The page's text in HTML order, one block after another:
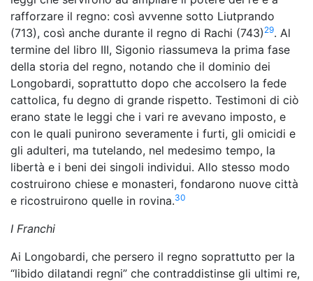
rafforzare il regno: così avvenne sotto Liutprando
(713), così anche durante il regno di Rachi (743) 29. Al
termine del libro III, Sigonio riassumeva la prima fase
della storia del regno, notando che il dominio dei
Longobardi, soprattutto dopo che accolsero la fede
cattolica, fu degno di grande rispetto. Testimoni di ciò
erano state le leggi che i vari re avevano imposto, e
con le quali punirono severamente i furti, gli omicidi e
gli adulteri, ma tutelando, nel medesimo tempo, la
libertà e i beni dei singoli individui. Allo stesso modo
costruirono chiese e monasteri, fondarono nuove città
e ricostruirono quelle in rovina.30
I Franchi
Ai Longobardi, che persero il regno soprattutto per la
“libido dilatandi regni” che contraddistinse gli ultimi re,